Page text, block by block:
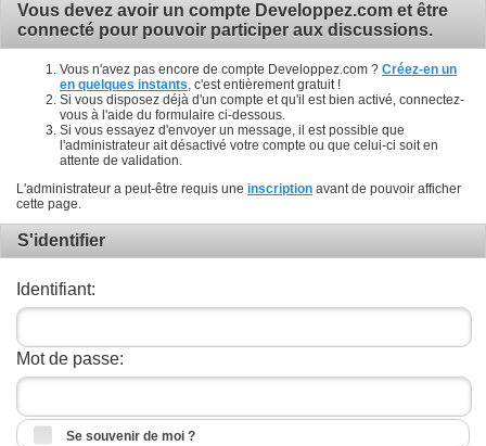
Vous devez avoir un compte Developpez.com et être
connecté pour pouvoir participer aux discussions.
Vous n'avez pas encore de compte Developpez.com ? Créez-en un
en quelques instants , c'est entièrement gratuit !
Si vous disposez déjà d'un compte et qu'il est bien activé, connectez-
vous à l'aide du formulaire ci-dessous.
Si vous essayez d'envoyer un message, il est possible que
l'administrateur ait désactivé votre compte ou que celui-ci soit en
attente de validation.
L'administrateur a peut-être requis une inscription avant de pouvoir afficher
cette page.
S'identifier
Identifiant:
Mot de passe:
Se souvenir de moi ?